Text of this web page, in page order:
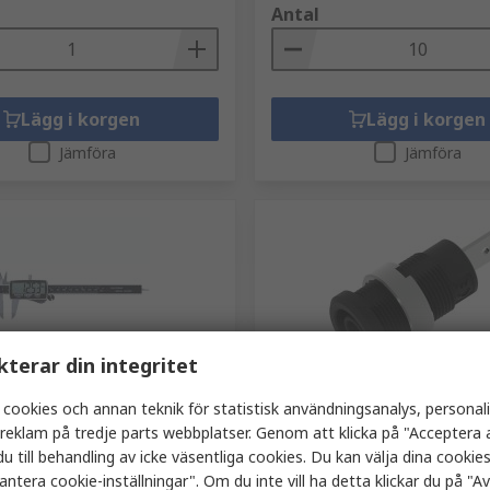
på vilka typer av material som ska testas och vilka av
mer exakt standard som kan säkerställa instrumentets
Lägg i korgen
Jämföra
Antal
Lägg i korgen
Jämföra
mm Digital, 0.01 mm
Metrisk
649-919
Electro PJP Svart 4 mm
Bananuttag Flik 1kV 36A
Nickelpläterad
din integritet
cookies och annan teknik för statistisk användningsanalys,
på tredje parts webbplatser. Genom att klicka på "Acceptera
till behandling av icke väsentliga cookies. Du kan välja dina
cookie-inställningar". Om du inte vill ha detta klickar du på